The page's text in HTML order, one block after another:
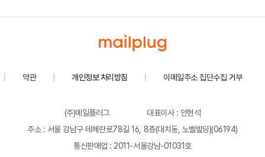
약관 개인정보 처리방침 이메일주소 집단수집 거부
(주)메일플러그
대표이사 : 안현석
주소 : 서울 강남구 테헤란로78길 16, 8층(대치동, 노벨빌딩)(06194)
통신판매업 : 2011-서울강남-01031호